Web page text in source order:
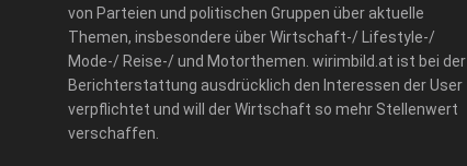
von Parteien und politischen Gruppen über aktuelle
Themen, insbesondere über Wirtschaft-/ Lifestyle-/
Mode-/ Reise-/ und Motorthemen. wirimbild.at ist bei der
Berichterstattung ausdrücklich den Interessen der User
verpflichtet und will der Wirtschaft so mehr Stellenwert
verschaffen.